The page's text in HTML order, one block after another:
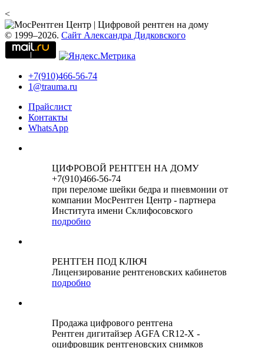
<
© 1999–2026. Сайт Александра Дидковского
+7(910)466-56-74
1@trauma.ru
Прайслист
Контакты
WhatsApp
ЦИФРОВОЙ РЕНТГЕН НА ДОМУ
+7(910)466-56-74
при переломе шейки бедра и пневмонии от
компании МосРентген Центр - партнера
Института имени Склифосовского
подробно
РЕНТГЕН ПОД КЛЮЧ
Лицензирование рентгеновских кабинетов
подробно
Продажа цифрового рентгена
Рентген дигитайзер AGFA CR12-X -
оцифровщик рентгеновских снимков